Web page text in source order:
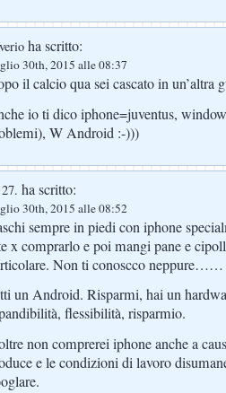
ha scritto:
30th, 2015 alle 08:37
il calcio qua sei cascato in un’altra
io ti dico iphone=juventus,
W Android :-)))
ha scritto:
30th, 2015 alle 08:52
sempre in piedi con iphone
x comprarlo e poi mangi pane e
Non ti conoscco neppure……
un Android. Risparmi, hai un
flessibilità, risparmio.
non comprerei iphone anche a
e le condizioni di lavoro